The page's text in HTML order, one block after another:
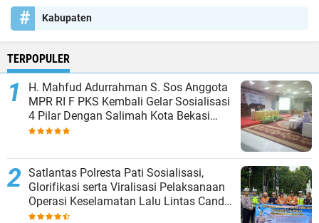
Kabupaten
TERPOPULER
H. Mahfud Adurrahman S. Sos Anggota
MPR RI F PKS Kembali Gelar Sosialisasi
4 Pilar Dengan Salimah Kota Bekasi
pada Masa Reses
Satlantas Polresta Pati Sosialisasi,
Glorifikasi serta Viralisasi Pelaksanaan
Operasi Keselamatan Lalu Lintas Candi
2024